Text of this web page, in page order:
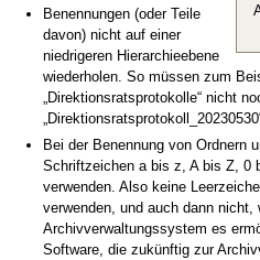
Benennungen (oder Teile
davon) nicht auf einer
niedrigeren Hierarchieebene
wiederholen. So müssen zum
„Direktionsratsprotokolle“ nicht
Bei der Benennung von Ordnern
Schriftzeichen a bis z, A bis Z, 0
verwenden. Also keine
verwenden, und auch dann nicht,
Archivverwaltungssystem es
Software, die zukünftig zur